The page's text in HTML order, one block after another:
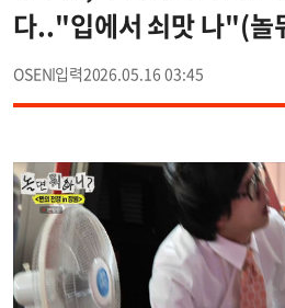
다.."입에서 쇠맛 나"(놀
OSEN 2026.05.16 03:45